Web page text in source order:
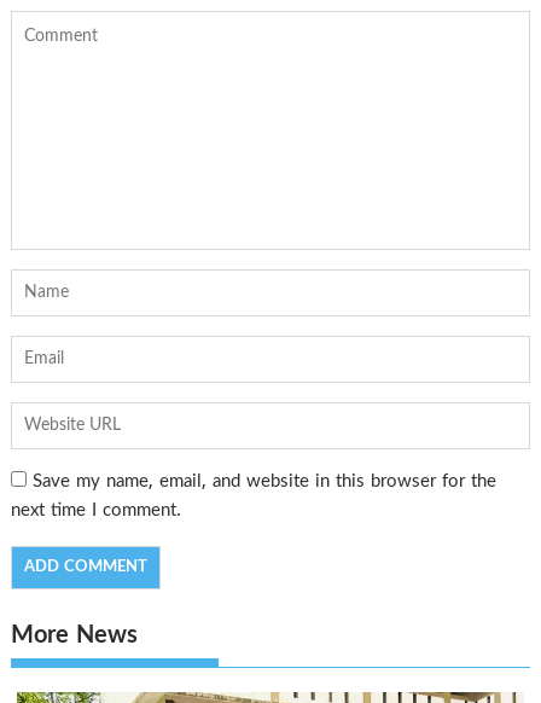
Save my name, email, and website in this browser for the
next time I comment.
More News